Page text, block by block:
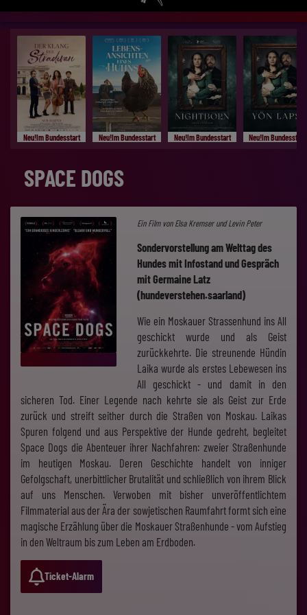
Neu!Im Bundesstart Neu!Im Bundesstart Neu!Im Bundesstart Neu!Im Bundesstart
SPACE DOGS
Ein Film von Elsa Kremser und Levin Peter
Sondervorstellung am Welttag des
Hundes mit Infostand und Gespräch
mit Germaine Latz
(hundeverstehen.saarland)
Wie ein Moskauer Strassenhund ins All
geschickt wurde und als Geist
zurückkehrte. Die streunende Hündin
Laika wurde als erstes Lebewesen ins
All geschickt - und damit in den
sicheren Tod. Einer Legende nach kehrte sie als Geist zur Erde
zurück und streift seither durch die Straßen von Moskau. Laikas
Spuren folgend und aus Perspektive der Hunde gedreht, begleitet
Space Dogs die Abenteuer ihrer Nachfahren: zweier Straßenhunde
im heutigen Moskau. Deren Geschichte handelt von inniger
Gefolgschaft, unerbittlicher Brutalität und schließlich von ihrem Blick
auf uns Menschen. Verwoben mit bisher unveröffentlichtem
Filmmaterial aus der Ära der sowjetischen Raumfahrt formt sich eine
magische Erzählung über die Moskauer Straßenhunde - vom Aufstieg
in den Weltraum bis zum Leben am Erdboden.
Ticket-Alarm